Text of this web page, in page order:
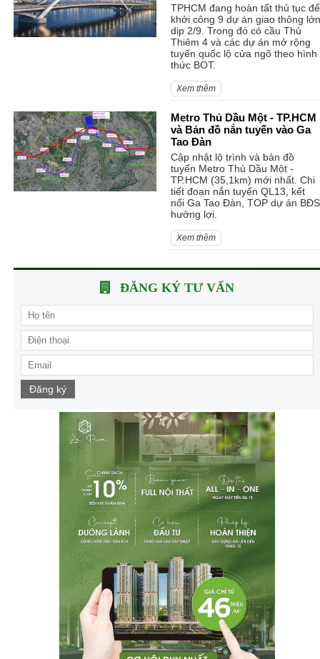
TPHCM đang hoàn tất thủ tục để
khởi công 9 dự án giao thông lớn
dịp 2/9. Trong đó có cầu Thủ
Thiêm 4 và các dự án mở rộng
tuyến quốc lộ cửa ngõ theo hình
thức BOT.
Xem thêm
Metro Thủ Dầu Một - TP.HCM
và Bản đồ nắn tuyến vào Ga
Tao Đàn
Cập nhật lộ trình và bản đồ
tuyến Metro Thủ Dầu Một -
TP.HCM (35,1km) mới nhất. Chi
tiết đoạn nắn tuyến QL13, kết
nối Ga Tao Đàn, TOP dự án BĐS
hưởng lợi.
Xem thêm
ĐĂNG KÝ TƯ VẤN
Đăng ký